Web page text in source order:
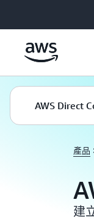
AWS Direct
產品
建